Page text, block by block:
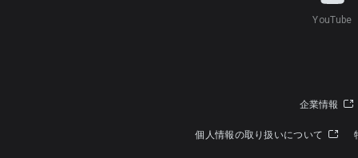
YouTube
企業情報
個人情報の取り扱いについて